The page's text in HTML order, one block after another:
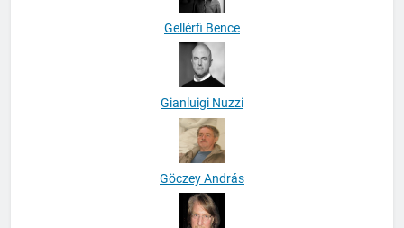
Gellérfi Bence
Gianluigi Nuzzi
Göczey András